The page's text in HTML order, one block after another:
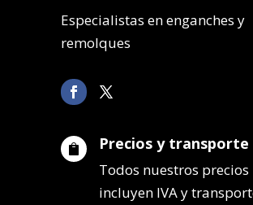
Especialistas en enganches y
remolques
 Precios y transporte
Todos nuestros precios
incluyen IVA y